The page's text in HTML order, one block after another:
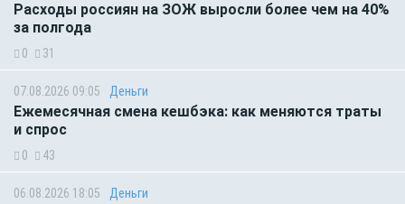
Расходы россиян на ЗОЖ выросли более чем на 40%
за полгода
0 31
07.08.2026 09:05 Деньги
Ежемесячная смена кешбэка: как меняются траты
и спрос
0 43
06.08.2026 18:05 Деньги